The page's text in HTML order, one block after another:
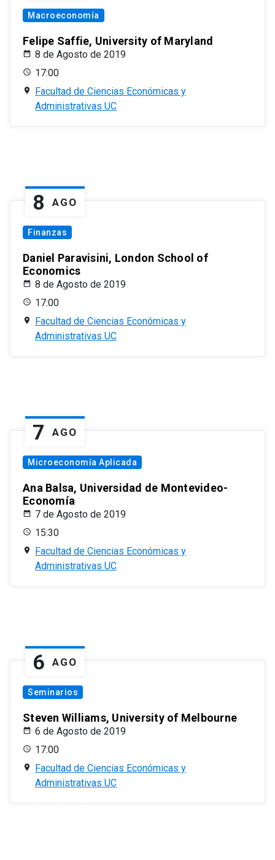
Macroeconomía
Felipe Saffie, University of Maryland
8 de Agosto de 2019
17:00
Facultad de Ciencias Económicas y
Administrativas UC
8 AGO
Finanzas
Daniel Paravisini, London School of
Economics
8 de Agosto de 2019
17:00
Facultad de Ciencias Económicas y
Administrativas UC
7 AGO
Microeconomía Aplicada
Ana Balsa, Universidad de Montevideo-
Economía
7 de Agosto de 2019
15:30
Facultad de Ciencias Económicas y
Administrativas UC
6 AGO
Seminarios
Steven Williams, University of Melbourne
6 de Agosto de 2019
17:00
Facultad de Ciencias Económicas y
Administrativas UC